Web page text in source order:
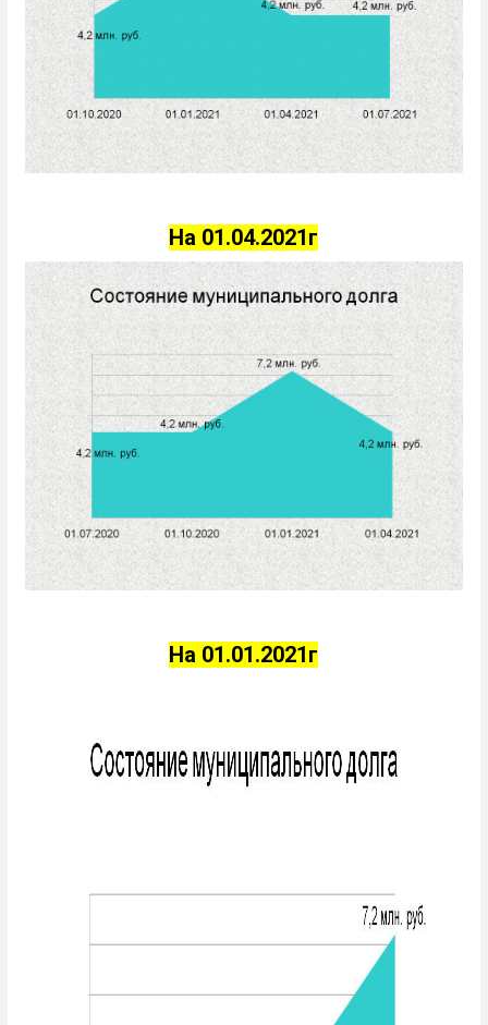
На 01.04.2021г
На 01.01.2021г